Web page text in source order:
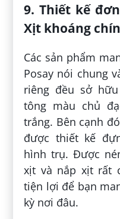
9. Thiết kế
Xịt khoáng
Các sản phẩm
Posay nói chung
riêng đều sở
tông màu chủ
trắng. Bên cạnh
được thiết kế
hình trụ. Được
xịt và nắp xịt rất
tiện lợi để bạn
kỳ nơi đâu.